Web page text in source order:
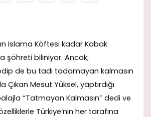
Islama Köftesi kadar Kabak
şöhreti biliniyor. Ancak;
de bu tadı tadamayan kalmasın
Mesut Yüksel, yaptırdığı
“Tatmayan Kalmasın” dedi ve
Türkiye’nin her tarafına